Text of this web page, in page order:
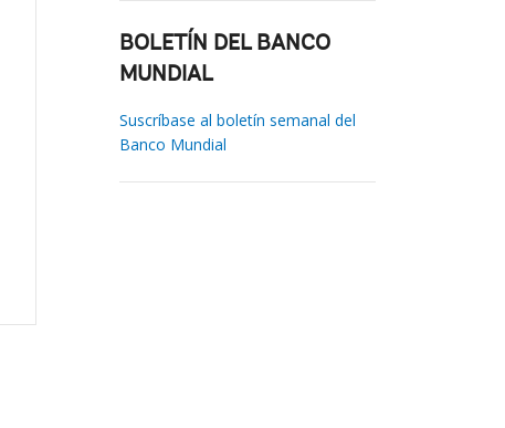
BOLETÍN DEL BANCO
MUNDIAL
Suscríbase al boletín semanal del
Banco Mundial